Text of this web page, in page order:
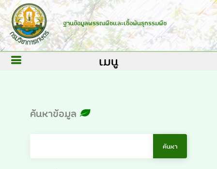
ฐานข้อมูลพรรณพืชและเชื้อพันธุกรรมพืช
เมนู
ค้นหาข้อมูล